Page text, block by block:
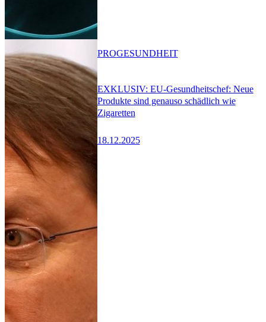
EXKLUSIV: EU-Gesundheitschef: Neue
Produkte sind genauso schädlich wie
Zigaretten
18.12.2025
PROGESUNDHEIT